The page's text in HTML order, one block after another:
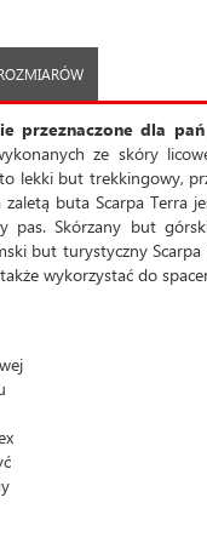
przeznaczone dla
ze skóry
lekki but trekkingowy,
buta Scarpa Terra
pas. Skórzany but
but turystyczny
wykorzystać do